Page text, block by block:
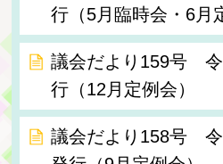
行（5月臨時会・6月
議会だより159号
行（12月定例会）
議会だより158号 令